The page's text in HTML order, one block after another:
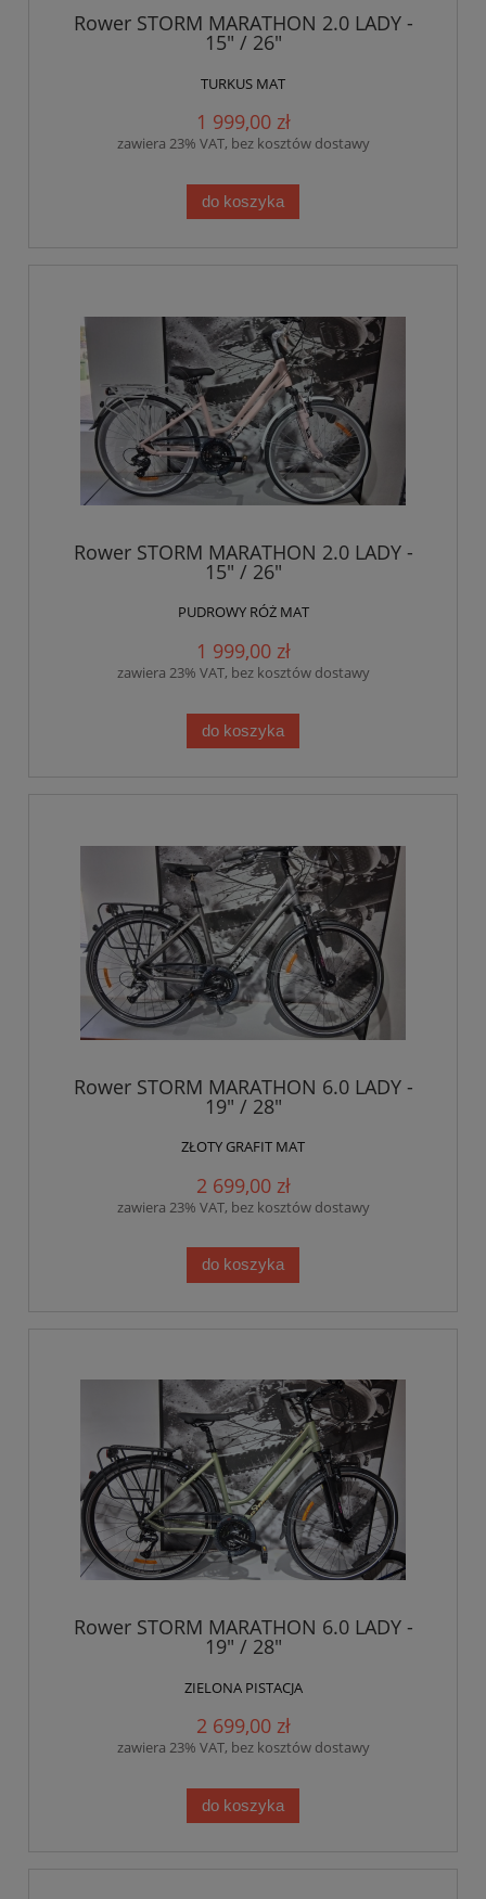
Rower STORM MARATHON 2.0 LADY -
15" / 26"
TURKUS MAT
1 999,00 zł
zawiera 23% VAT, bez kosztów dostawy
do koszyka
Rower STORM MARATHON 2.0 LADY -
15" / 26"
PUDROWY RÓŻ MAT
1 999,00 zł
zawiera 23% VAT, bez kosztów dostawy
do koszyka
Rower STORM MARATHON 6.0 LADY -
19" / 28"
ZŁOTY GRAFIT MAT
2 699,00 zł
zawiera 23% VAT, bez kosztów dostawy
do koszyka
Rower STORM MARATHON 6.0 LADY -
19" / 28"
ZIELONA PISTACJA
2 699,00 zł
zawiera 23% VAT, bez kosztów dostawy
do koszyka